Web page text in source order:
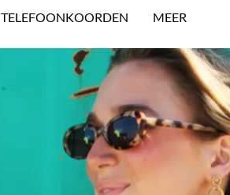
TELEFOONKOORDEN MEER